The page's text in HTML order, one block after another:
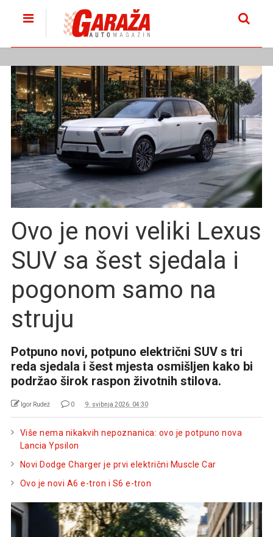
Ovo je novi veliki Lexus
SUV sa šest sjedala i
pogonom samo na
struju
Potpuno novi, potpuno električni SUV s tri
reda sjedala i šest mjesta osmišljen kako bi
podržao širok raspon životnih stilova.
Igor Rudež 0 9. svibnja 2026. 04:30
Više nema nikakvih nepoznanica: ovo je potpuno nova
Lancia Ypsilon
Novi Dodge Charger je prvi električni Muscle Car
Ovo je novi A6 e-tron i S6 e-tron